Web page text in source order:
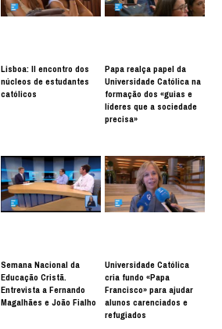
Lisboa: II encontro dos
núcleos de estudantes
católicos
Papa realça papel da
Universidade Católica na
formação dos «guias e
líderes que a sociedade
precisa»
Semana Nacional da
Educação Cristã.
Entrevista a Fernando
Magalhães e João Fialho
Universidade Católica
cria fundo «Papa
Francisco» para ajudar
alunos carenciados e
refugiados